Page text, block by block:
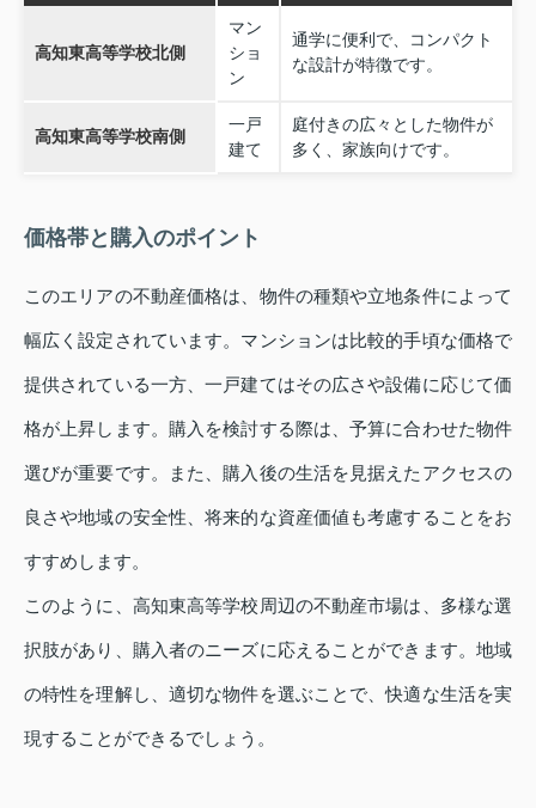
高知東高等学校北側
マン
ショ
ン
通学に便利で、コンパクト
な設計が特徴です。
高知東高等学校南側
一戸
建て
庭付きの広々とした物件が
多く、家族向けです。
価格帯と購入のポイント
このエリアの不動産価格は、物件の種類や立地条件によって
幅広く設定されています。マンションは比較的手頃な価格で
提供されている一方、一戸建てはその広さや設備に応じて価
格が上昇します。購入を検討する際は、予算に合わせた物件
選びが重要です。また、購入後の生活を見据えたアクセスの
良さや地域の安全性、将来的な資産価値も考慮することをお
すすめします。
このように、高知東高等学校周辺の不動産市場は、多様な選
択肢があり、購入者のニーズに応えることができます。地域
の特性を理解し、適切な物件を選ぶことで、快適な生活を実
現することができるでしょう。